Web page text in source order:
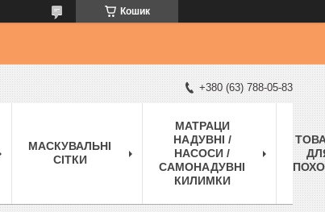
Кошик
+380 (63) 788-05-83
МАСКУВАЛЬНІ
СІТКИ
МАТРАЦИ
НАДУВНІ /
НАСОСИ /
САМОНАДУВНІ
КИЛИМКИ